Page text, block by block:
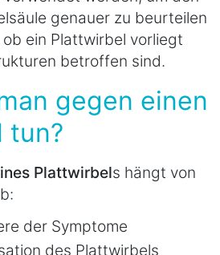
genauer zu beurteilen
ein Plattwirbel vorliegt
betroffen sind.
gegen einen
tun?
Plattwirbels hängt von
der Symptome
des Plattwirbels